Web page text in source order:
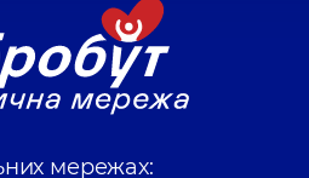
Гарська Юлія
Отоларинголог;
Отоларинголог;
мережах: